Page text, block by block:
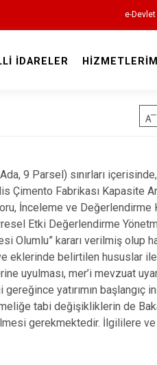
e-Devlet
Elbeyli
Musabeyli
Polateli
İDARELER
9 Parsel) sınırları
Çimento Fabrikası Kapasite
İnceleme ve Değerlendirme
Etki Değerlendirme
Olumlu” kararı verilmiş olup
eklerinde belirtilen hususlar ile
uyulması, mer’i mevzuat
yatırımın başlangıç
tabi değişikliklerin de
gerekmektedir. İlgililere ve